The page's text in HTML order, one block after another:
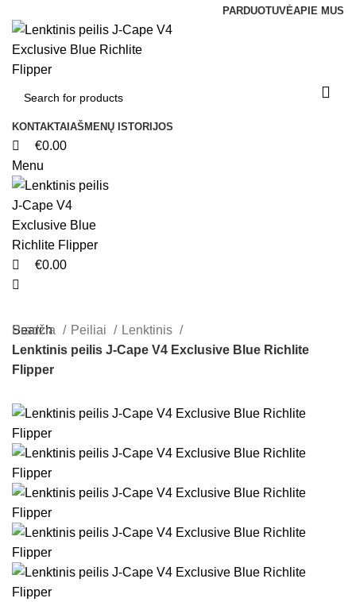
PARDUOTUVĖAPIE MUS
KONTAKTAI AŠMENŲ ISTORIJOS
€0.00
Menu
€0.00
Search
Pradžia Peiliai
Lenktinis
Lenktinis peilis J-Cape V4 Exclusive Blue Richlite
Flipper